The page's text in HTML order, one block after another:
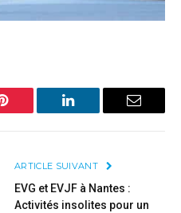
Pinterest LinkedIn Email
ARTICLE SUIVANT
EVG et EVJF à Nantes :
Activités insolites pour un